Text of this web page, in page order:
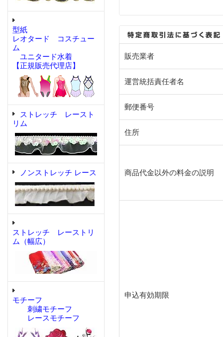
型紙
レオタード コスチュー
ム
ユニタード水着
【正規販売代理店】
ストレッチ レースト
リム
ノンストレッチ レース
ストレッチ レーストリ
ム（幅広）
モチーフ
刺繍モチーフ
レースモチーフ
販売業者
運営統括責任者名
郵便番号
住所
商品代金以外の料金の説明
申込有効期限